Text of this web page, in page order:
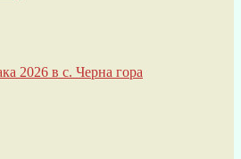
2026 в с. Черна гора